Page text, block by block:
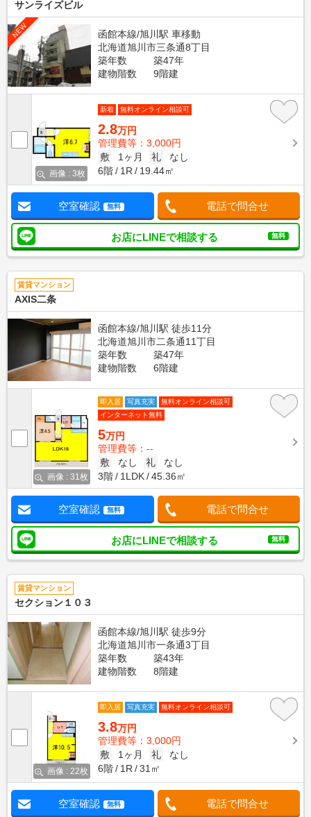
サンライズビル
NEW
函館本線/旭川駅 車移動
北海道旭川市三条通8丁目
築年数
築47年
建物階数
9階建
画像 : 3枚
新着 無料オンライン相談可
2.8万円
管理費等：3,000円
敷
1ヶ月 礼
なし
6階
1R 19.44㎡
空室確認 無料 電話で問合せ
お店にLINEで相談する 無料
賃貸マンション
AXIS二条
函館本線/旭川駅 徒歩11分
北海道旭川市二条通11丁目
築年数
築47年
建物階数
6階建
画像 : 31枚
即入居 写真充実
無料オンライン相談可
インターネット無料
5万円
管理費等：--
敷
なし 礼
なし
3階
1LDK 45.36㎡
空室確認 無料 電話で問合せ
お店にLINEで相談する 無料
賃貸マンション
セクション１０３
函館本線/旭川駅 徒歩9分
北海道旭川市一条通3丁目
築年数
築43年
建物階数
8階建
画像 : 22枚
即入居 写真充実 無料オンライン相談可
3.8万円
管理費等：3,000円
敷
1ヶ月 礼
なし
6階
1R 31㎡
空室確認 無料 電話で問合せ